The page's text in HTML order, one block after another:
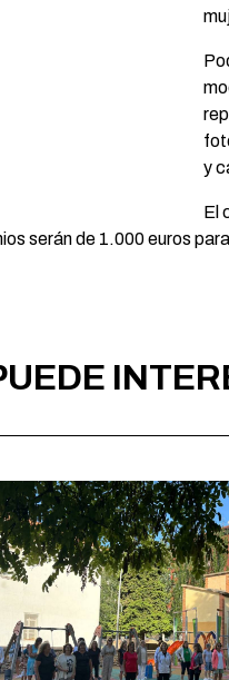
y
El
serán de 1.000 euros